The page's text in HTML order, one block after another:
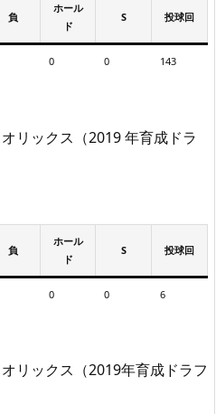
負
ホール
ド
S 投球回
0 0 143
リックス（2019 年育成ドラ
負
ホール
ド
S 投球回
0 0 6
リックス（2019年育成ドラフ